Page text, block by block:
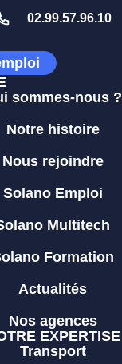
02.99.57.96.10
sommes-nous ?
Notre histoire
Nous rejoindre
Solano Emploi
Multitech
Formation
Actualités
Nos agences
EXPERTISE
Transport